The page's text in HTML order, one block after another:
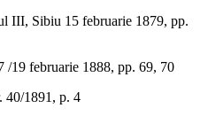
III, Sibiu 15 februarie 1879, pp.
19 februarie 1888, pp. 69, 70
1891, p. 4